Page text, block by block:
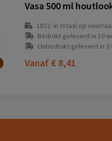
1852in totaal op
Bedrukt geleverd in 10
Onbedrukt geleverd in 3
Vanaf € 8,41